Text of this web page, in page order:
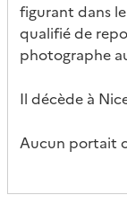
figurant dans
qualifié de
photographe
Il décède à
Aucun portait